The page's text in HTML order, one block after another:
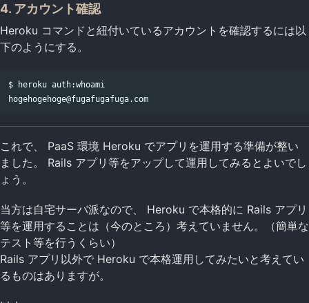
4. アカウント確認
Heroku コマンドと紐付いているアカウントを確認するには以
下のようにする。
$ heroku auth:whoami
これで、 PaaS 環境 Heroku でアプリを運用する準備が整い
ました。 Rails アプリ等をアップして運用してみるとよいでし
ょう。
当方は自宅サーバ派なので、 Heroku で本格的に Rails アプリ
等を運用することは（今のところ）考えていません。（簡単な
テスト等を行うくらい）
Rails アプリ以外で Heroku で本格運用してみたいと考えてい
るものはありますが。